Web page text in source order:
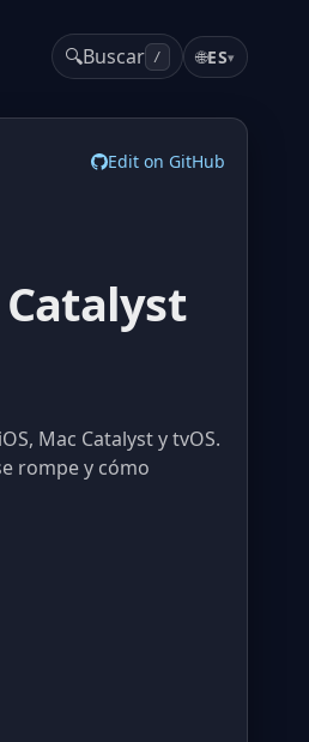
🔍Buscar / 🌐ES▾
Edit on GitHub
Mac Catalyst y tvOS.
rompe y cómo